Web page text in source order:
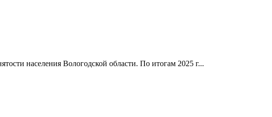
населения Вологодской области. По итогам 2025 г...